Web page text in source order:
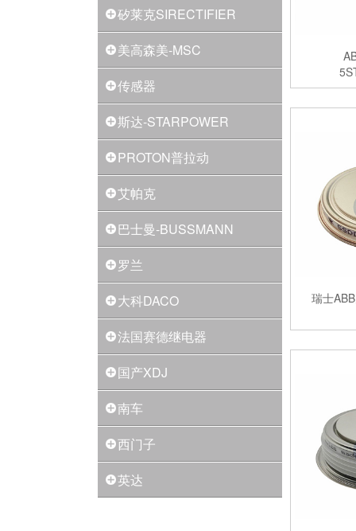
矽莱克SIRECTIFIER
美高森美-MSC
传感器
斯达-STARPOWER
PROTON普拉动
艾帕克
巴士曼-BUSSMANN
罗兰
大科DACO
法国赛德继电器
国产XDJ
南车
西门子
英达
瑞士